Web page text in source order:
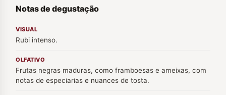
Notas de degustação
VISUAL
Rubi intenso.
OLFATIVO
Frutas negras maduras, como framboesas e ameixas, com
notas de especiarias e nuances de tosta.